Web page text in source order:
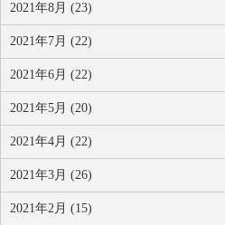
2021年8月 (23)
2021年7月 (22)
2021年6月 (22)
2021年5月 (20)
2021年4月 (22)
2021年3月 (26)
2021年2月 (15)